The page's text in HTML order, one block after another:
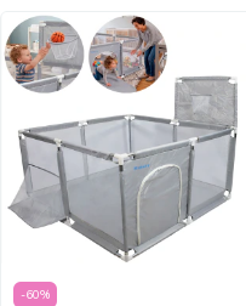
-60%